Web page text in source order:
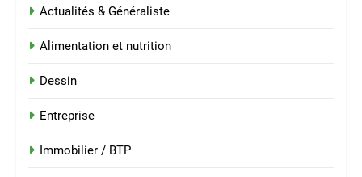
Actualités & Généraliste
Alimentation et nutrition
Dessin
Entreprise
Immobilier / BTP